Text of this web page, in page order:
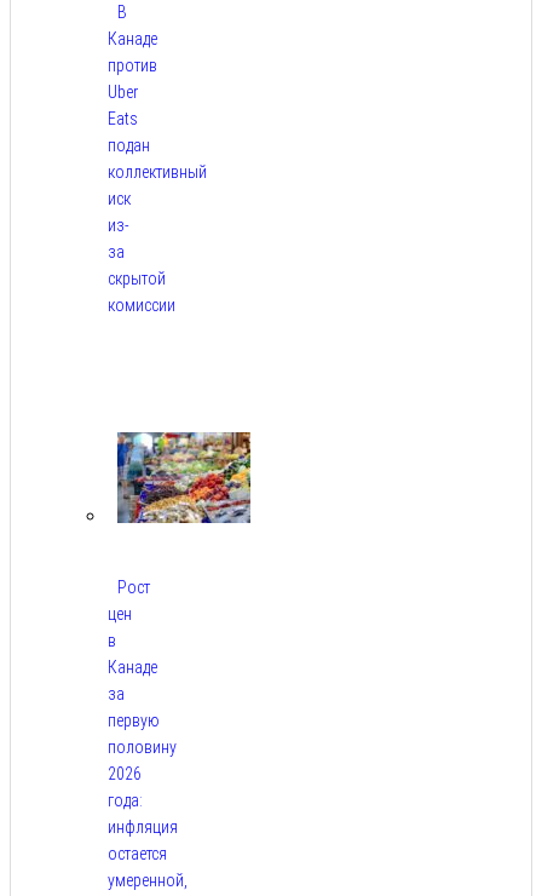
В
Канаде
против
Uber
Eats
подан
коллективный
иск
из-
за
скрытой
комиссии
Рост
цен
в
Канаде
за
первую
половину
2026
года:
инфляция
остается
умеренной,